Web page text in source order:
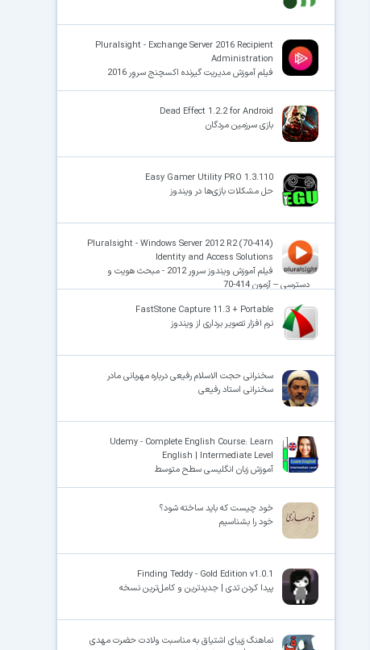
Pluralsight - Exchange Server 2016 Recipient
Administration
فیلم آموزش مدیریت گیرنده اکسچنج سروِر 2016
Dead Effect 1.2.2 for Android
بازی سرزمین مردگان
Easy Gamer Utility PRO 1.3.110
حل مشکلات بازی‌ها در ویندوز
Pluralsight - Windows Server 2012 R2 (70-414)
Identity and Access Solutions
فیلم آموزش ویندوز سروِر 2012 - مبحث هویت و
دسترسی – آزمون 414-70
FastStone Capture 11.3 + Portable
نرم افزار تصویر برداری از ویندوز
سخنرانی حجت الاسلام رفیعی درباره مهربانی مادر
سخنرانی استاد رفیعی
Udemy - Complete English Course: Learn
English | Intermediate Level
آموزش زبان انگلیسی سطح متوسط
خود چیست که باید ساخته شود؟
خود را بشناسیم
Finding Teddy - Gold Edition v1.0.1
پیدا کردن تدی | جدیدترین و کامل‌ترین نسخه
نماهنگ زیبای اشتیاق به مناسبت ولادت حضرت مهدی